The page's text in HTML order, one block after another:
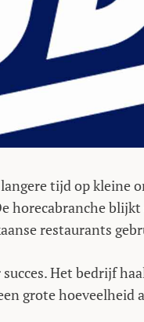
tijd op kleine
horecabranche
restaurants
Het bedrijf
grote hoeveelheid